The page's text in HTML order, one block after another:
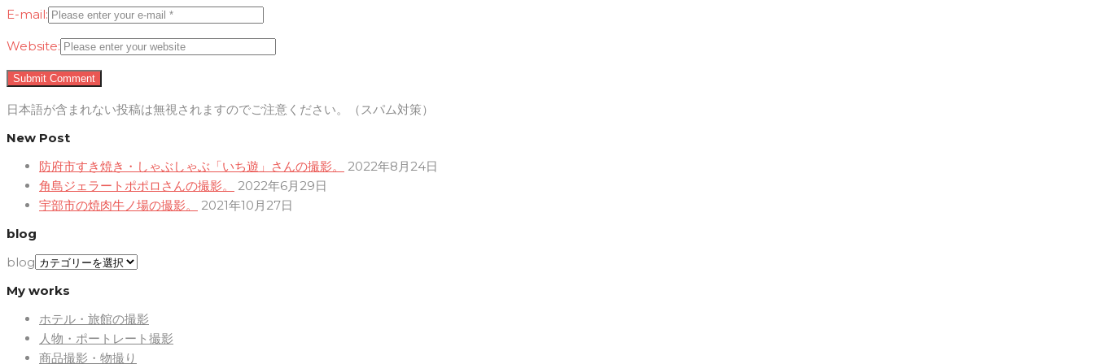
E-mail:
Website:
日本語が含まれない投稿は無視されますのでご注意ください。（スパム対策）
New Post
防府市すき焼き・しゃぶしゃぶ「いち遊」さんの撮影。
2022年8月24日
角島ジェラートポポロさんの撮影。
2022年6月29日
宇部市の焼肉牛ノ場の撮影。
2021年10月27日
blog
blog
My works
ホテル・旅館の撮影
人物・ポートレート撮影
商品撮影・物撮り